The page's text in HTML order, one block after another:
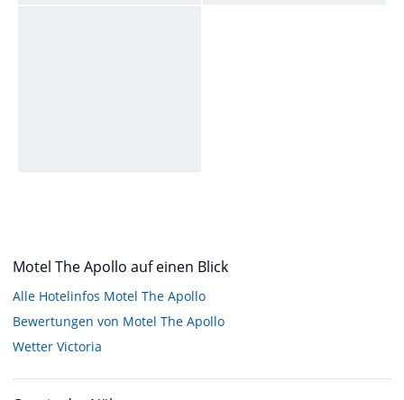
Motel The Apollo auf einen Blick
Alle Hotelinfos Motel The Apollo
Bewertungen von Motel The Apollo
Wetter Victoria